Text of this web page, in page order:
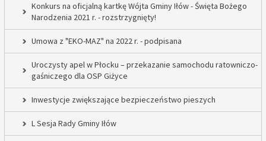
Konkurs na oficjalną kartkę Wójta Gminy Iłów - Święta Bożego
Narodzenia 2021 r. - rozstrzygnięty!
Umowa z "EKO-MAZ" na 2022 r. - podpisana
Uroczysty apel w Płocku – przekazanie samochodu ratowniczo-
gaśniczego dla OSP Giżyce
Inwestycje zwiększające bezpieczeństwo pieszych
L Sesja Rady Gminy Iłów